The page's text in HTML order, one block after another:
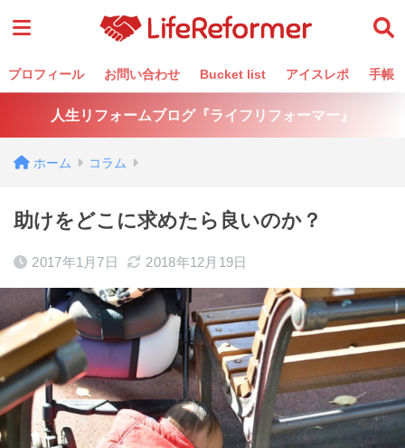
プロフィール お問い合わせ Bucket list アイスレポ 手帳
人生リフォームブログ『ライフリフォーマー』
ホーム コラム
助けをどこに求めたら良いのか？
2017年1月7日 2018年12月19日